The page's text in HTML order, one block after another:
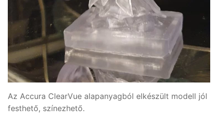
Az Accura ClearVue alapanyagból elkészült modell jól
festhető, színezhető.